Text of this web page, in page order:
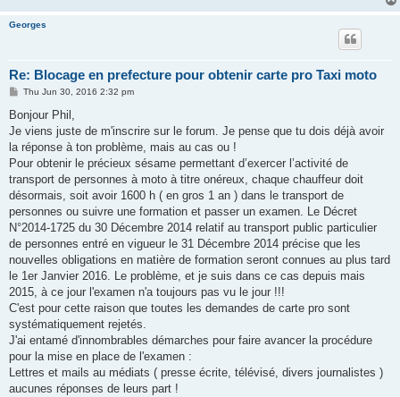
Georges
Re: Blocage en prefecture pour obtenir carte pro Taxi moto
P
s
Thu Jun 30, 2016 2:32 pm
Bonjour Phil,
Je viens juste de m'inscrire sur le forum. Je pense que tu dois déjà avoir
la réponse à ton problème, mais au cas ou !
Pour obtenir le précieux sésame permettant d’exercer l’activité de
transport de personnes à moto à titre onéreux, chaque chauffeur doit
désormais, soit avoir 1600 h ( en gros 1 an ) dans le transport de
personnes ou suivre une formation et passer un examen. Le Décret
N°2014-1725 du 30 Décembre 2014 relatif au transport public particulier
de personnes entré en vigueur le 31 Décembre 2014 précise que les
nouvelles obligations en matière de formation seront connues au plus tard
le 1er Janvier 2016. Le problème, et je suis dans ce cas depuis mais
2015, à ce jour l'examen n'a toujours pas vu le jour !!!
C'est pour cette raison que toutes les demandes de carte pro sont
systématiquement rejetés.
J'ai entamé d'innombrables démarches pour faire avancer la procédure
pour la mise en place de l'examen :
Lettres et mails au médiats ( presse écrite, télévisé, divers journalistes )
aucunes réponses de leurs part !